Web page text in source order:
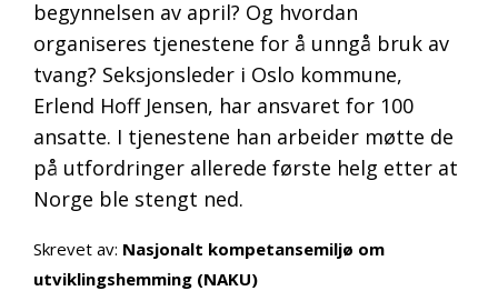
begynnelsen av april? Og hvordan
organiseres tjenestene for å unngå bruk av
tvang? Seksjonsleder i Oslo kommune,
Erlend Hoff Jensen, har ansvaret for 100
ansatte. I tjenestene han arbeider møtte de
på utfordringer allerede første helg etter at
Norge ble stengt ned.
Skrevet av: Nasjonalt kompetansemiljø om
utviklingshemming (NAKU)